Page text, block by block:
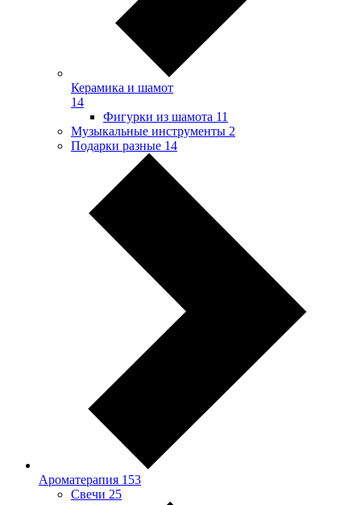
Керамика и шамот
14
Фигурки из шамота 11
Музыкальные инструменты 2
Подарки разные 14
Ароматерапия 153
Свечи 25